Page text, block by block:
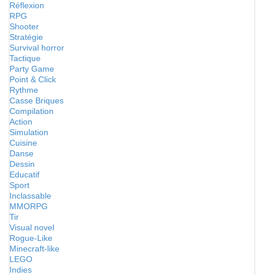
Réflexion
RPG
Shooter
Stratégie
Survival horror
Tactique
Party Game
Point & Click
Rythme
Casse Briques
Compilation
Action
Simulation
Cuisine
Danse
Dessin
Educatif
Sport
Inclassable
MMORPG
Tir
Visual novel
Rogue-Like
Minecraft-like
LEGO
Indies